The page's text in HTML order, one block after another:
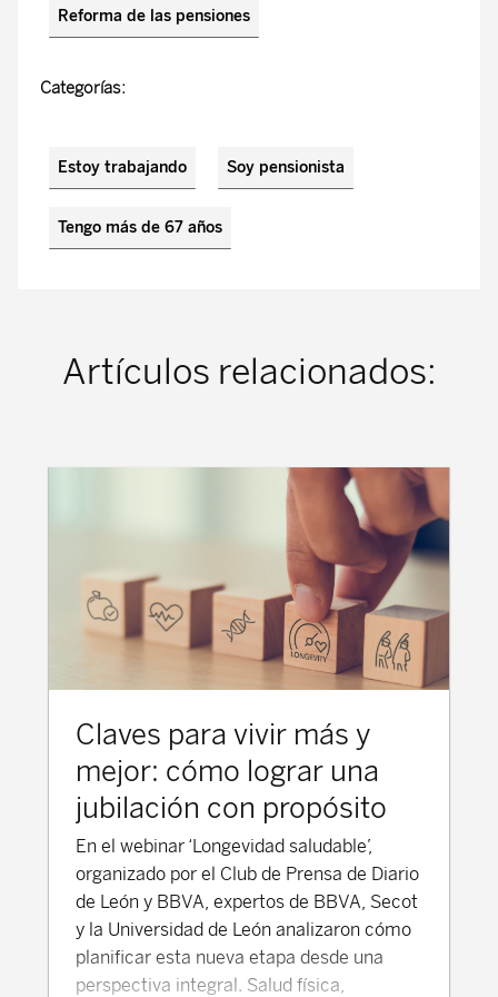
Reforma de las pensiones
Categorías:
Estoy trabajando Soy pensionista
Tengo más de 67 años
Artículos relacionados:
Claves para vivir más y
mejor: cómo lograr una
jubilación con propósito
En el webinar ‘Longevidad saludable’,
organizado por el Club de Prensa de Diario
de León y BBVA, expertos de BBVA, Secot
y la Universidad de León analizaron cómo
planificar esta nueva etapa desde una
perspectiva integral. Salud física,